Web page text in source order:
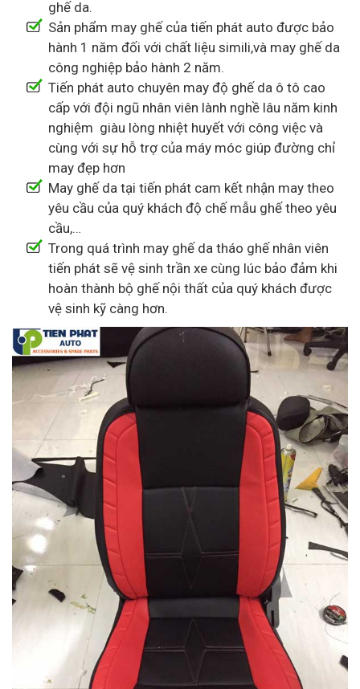
ghế da.
Sản phẩm may ghế của tiến phát auto được bảo
hành 1 năm đối với chất liệu simili,và may ghế da
công nghiệp bảo hành 2 năm.
Tiến phát auto chuyên may độ ghế da ô tô cao
cấp với đội ngũ nhân viên lành nghề lâu năm kinh
nghiệm giàu lòng nhiệt huyết với công việc và
cùng với sự hỗ trợ của máy móc giúp đường chỉ
may đẹp hơn
May ghế da tại tiến phát cam kết nhận may theo
yêu cầu của quý khách độ chế mẫu ghế theo yêu
cầu,…
Trong quá trình may ghế da tháo ghế nhân viên
tiến phát sẽ vệ sinh trần xe cùng lúc bảo đảm khi
hoàn thành bộ ghế nội thất của quý khách được
vệ sinh kỹ càng hơn.